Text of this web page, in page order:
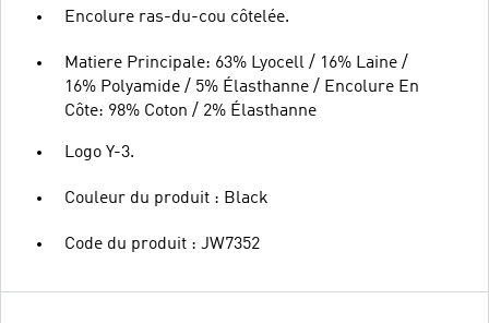
Encolure ras-du-cou côtelée.
Matiere Principale: 63% Lyocell / 16% Laine /
16% Polyamide / 5% Élasthanne / Encolure En
Côte: 98% Coton / 2% Élasthanne
Logo Y-3.
Couleur du produit : Black
Code du produit : JW7352